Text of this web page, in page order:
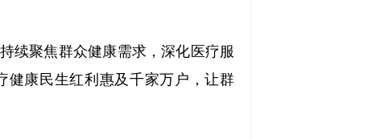
续聚焦群众健康需求，深化医疗服
健康民生红利惠及千家万户，让群